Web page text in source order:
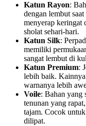
Katun Rayon:
dengan lembut
menyerap keringat
sholat sehari-hari.
Katun Silk:
memiliki
sangat lembut di
Katun Premium:
lebih baik.
warnanya lebih
Voile: Bahan yang
tenunan yang
tajam. Cocok
dilipat.